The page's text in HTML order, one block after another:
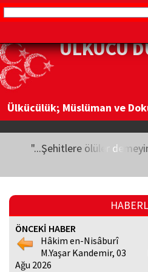
ÜLKÜCÜ
Ülkücülük; Müslüman ve
"...Şehitlere ölüler
ÖNCEKİ HABER
Hâkim en-Nisâburî
M.Yaşar Kandemir, 03
Ağu 2026